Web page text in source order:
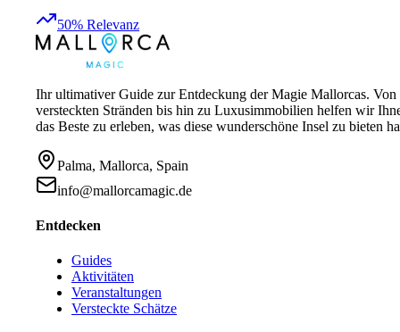
50% Relevanz
Ihr ultimativer Guide zur Entdeckung der Magie Mallorcas. Von
versteckten Stränden bis hin zu Luxusimmobilien helfen wir
das Beste zu erleben, was diese wunderschöne Insel zu bieten
Palma, Mallorca, Spain
info@mallorcamagic.de
Entdecken
Guides
Aktivitäten
Veranstaltungen
Versteckte Schätze